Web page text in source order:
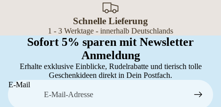
Schnelle Lieferung
1 - 3 Werktage - innerhalb Deutschlands
Sofort 5% sparen mit Newsletter
Anmeldung
Erhalte exklusive Einblicke, Rudelrabatte und tierisch tolle
Geschenkideen direkt in Dein Postfach.
E-Mail